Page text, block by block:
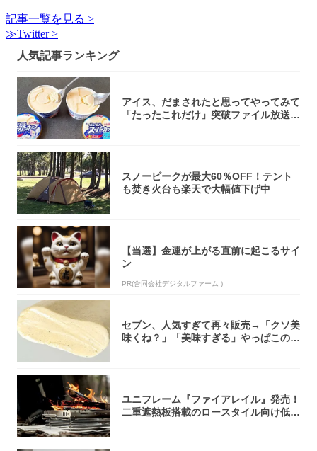
記事一覧を見る >
≫Twitter >
人気記事ランキング
アイス、だまされたと思ってやってみて
「たったこれだけ」突破ファイル放送で
スノーピークが最大60％OFF！テント
も焚き火台も楽天で大幅値下げ中
【当選】金運が上がる直前に起こるサイ
ン
PR(合同会社デジタルファーム )
セブン、人気すぎて再々販売→「クソ美
味くね？」「美味すぎる」やっぱこのク
ユニフレーム『ファイアレイル』発売！
二重遮熱板搭載のロースタイル向け低型